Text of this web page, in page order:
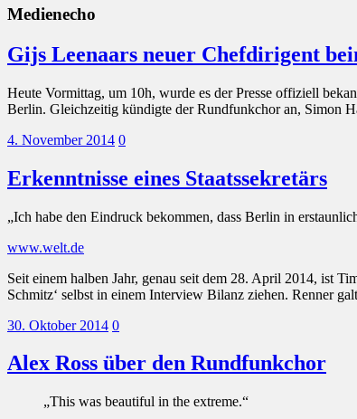
Medienecho
Gijs Leenaars neuer Chefdirigent
Heute Vormittag, um 10h, wurde es der Presse offiziell
Berlin. Gleichzeitig kündigte der Rundfunkchor an, Simon
4. November 2014 0
Erkenntnisse eines Staatssekretärs
„Ich habe den Eindruck bekommen, dass Berlin in
www.welt.de
Seit einem halben Jahr, genau seit dem 28. April 2014, ist
Schmitz‘ selbst in einem Interview Bilanz ziehen. Renner
30. Oktober 2014 0
Alex Ross über den Rundfunkchor
„This was beautiful in the extreme.“